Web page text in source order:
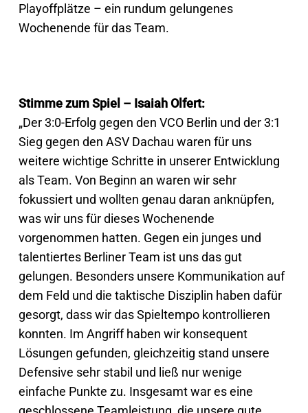
Playoffplätze – ein rundum gelungenes
Wochenende für das Team.
Stimme zum Spiel – Isaiah Olfert:
„Der 3:0-Erfolg gegen den VCO Berlin und der 3:1
Sieg gegen den ASV Dachau waren für uns
weitere wichtige Schritte in unserer Entwicklung
als Team. Von Beginn an waren wir sehr
fokussiert und wollten genau daran anknüpfen,
was wir uns für dieses Wochenende
vorgenommen hatten. Gegen ein junges und
talentiertes Berliner Team ist uns das gut
gelungen. Besonders unsere Kommunikation auf
dem Feld und die taktische Disziplin haben dafür
gesorgt, dass wir das Spieltempo kontrollieren
konnten. Im Angriff haben wir konsequent
Lösungen gefunden, gleichzeitig stand unsere
Defensive sehr stabil und ließ nur wenige
einfache Punkte zu. Insgesamt war es eine